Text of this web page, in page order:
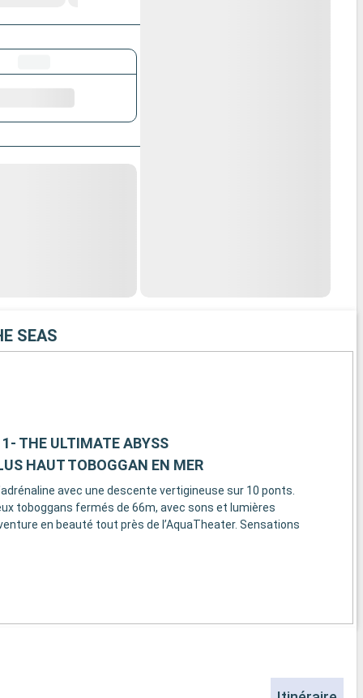
SEAS
1- THE ULTIMATE ABYSS
HAUT TOBOGGAN EN MER
avec une descente vertigineuse sur 10 ponts.
toboggans fermés de 66m, avec sons et lumières
en beauté tout près de l’AquaTheater. Sensations